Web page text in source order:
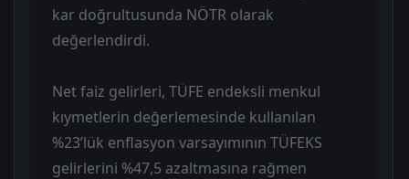
kar doğrultusunda NÖTR olarak
değerlendirdi.
Net faiz gelirleri, TÜFE endeksli menkul
kıymetlerin değerlemesinde kullanılan
%23’lük enflasyon varsayımının TÜFEKS
gelirlerini %47,5 azaltmasına rağmen